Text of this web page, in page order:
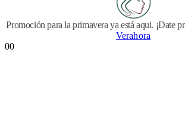
Promoción para la primavera ya está aqui. ¡Date
Verahora
00